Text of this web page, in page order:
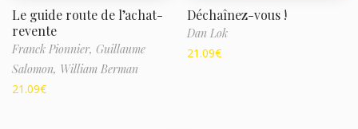
Le guide route de l’achat-
revente
Franck Pionnier, Guillaume
Salomon, William Berman
21.09€
Déchaînez-vous !
Dan Lok
21.09€